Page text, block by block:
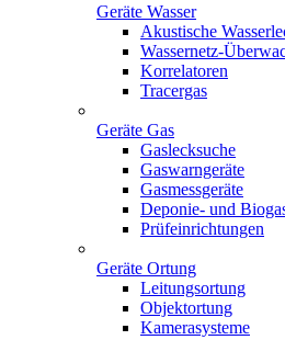
Geräte Wasser
Akustische
Wassernetz-
Korrelatoren
Tracergas
Geräte Gas
Gaslecksuche
Gaswarngeräte
Gasmessgeräte
Deponie- und
Prüfeinrichtungen
Geräte Ortung
Leitungsortung
Objektortung
Kamerasysteme